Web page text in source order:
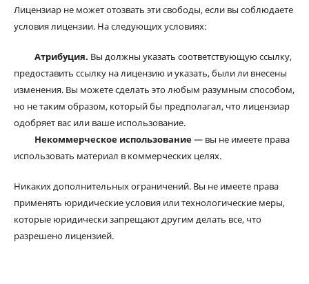
Лицензиар не может отозвать эти свободы, если вы соблюдаете
условия лицензии. На следующих условиях:
Атрибуция. Вы должны указать соответствующую ссылку,
предоставить ссылку на лицензию и указать, были ли внесены
изменения. Вы можете сделать это любым разумным способом,
но не таким образом, который бы предполагал, что лицензиар
одобряет вас или ваше использование.
Некоммерческое использование— вы не имеете права
использовать материал в коммерческих целях.
Никаких дополнительных ограничений. Вы не имеете права
применять юридические условия или технологические меры,
которые юридически запрещают другим делать все, что
разрешено лицензией.